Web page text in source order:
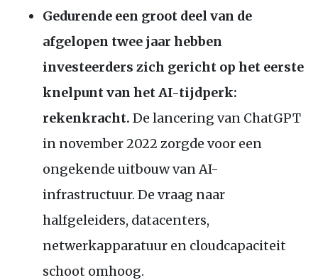
Gedurende een groot deel van de
afgelopen twee jaar hebben
investeerders zich gericht op het eerste
knelpunt van het AI-tijdperk:
rekenkracht. De lancering van ChatGPT
in november 2022 zorgde voor een
ongekende uitbouw van AI-
infrastructuur. De vraag naar
halfgeleiders, datacenters,
netwerkapparatuur en cloudcapaciteit
schoot omhoog.